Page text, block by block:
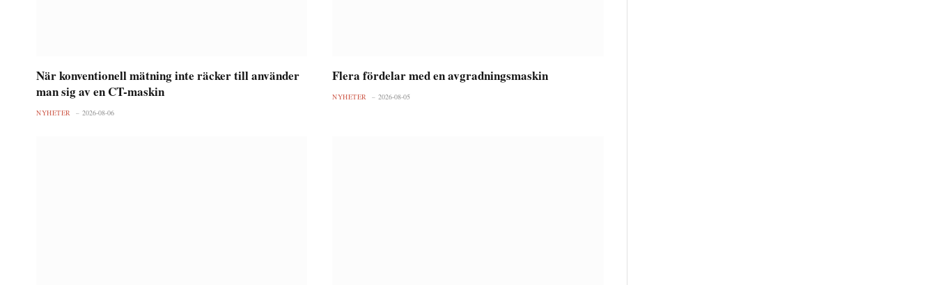
När konventionell mätning inte räcker till använder
man sig av en CT-maskin
NYHETER 2026-08-06
Flera fördelar med en avgradningsmaskin
NYHETER 2026-08-05